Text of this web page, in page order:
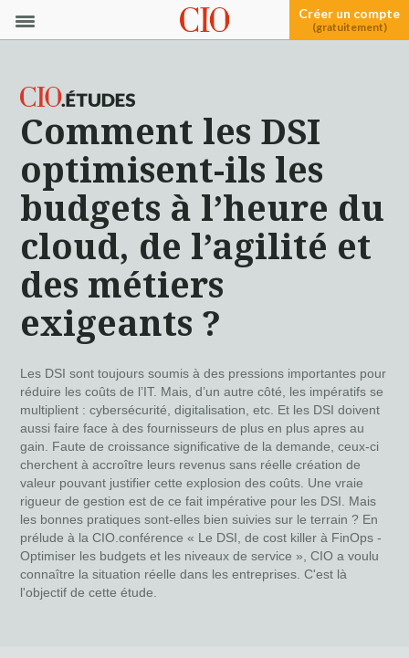
Créer un compte
(gratuitement)
Comment les DSI
optimisent-ils les
budgets à l’heure du
cloud, de l’agilité et
des métiers
exigeants ?
Les DSI sont toujours soumis à des pressions importantes pour
réduire les coûts de l’IT. Mais, d’un autre côté, les impératifs se
multiplient : cybersécurité, digitalisation, etc. Et les DSI doivent
aussi faire face à des fournisseurs de plus en plus apres au
gain. Faute de croissance significative de la demande, ceux-ci
cherchent à accroître leurs revenus sans réelle création de
valeur pouvant justifier cette explosion des coûts. Une vraie
rigueur de gestion est de ce fait impérative pour les DSI. Mais
les bonnes pratiques sont-elles bien suivies sur le terrain ? En
prélude à la CIO.conférence « Le DSI, de cost killer à FinOps -
Optimiser les budgets et les niveaux de service », CIO a voulu
connaître la situation réelle dans les entreprises. C'est là
l'objectif de cette étude.